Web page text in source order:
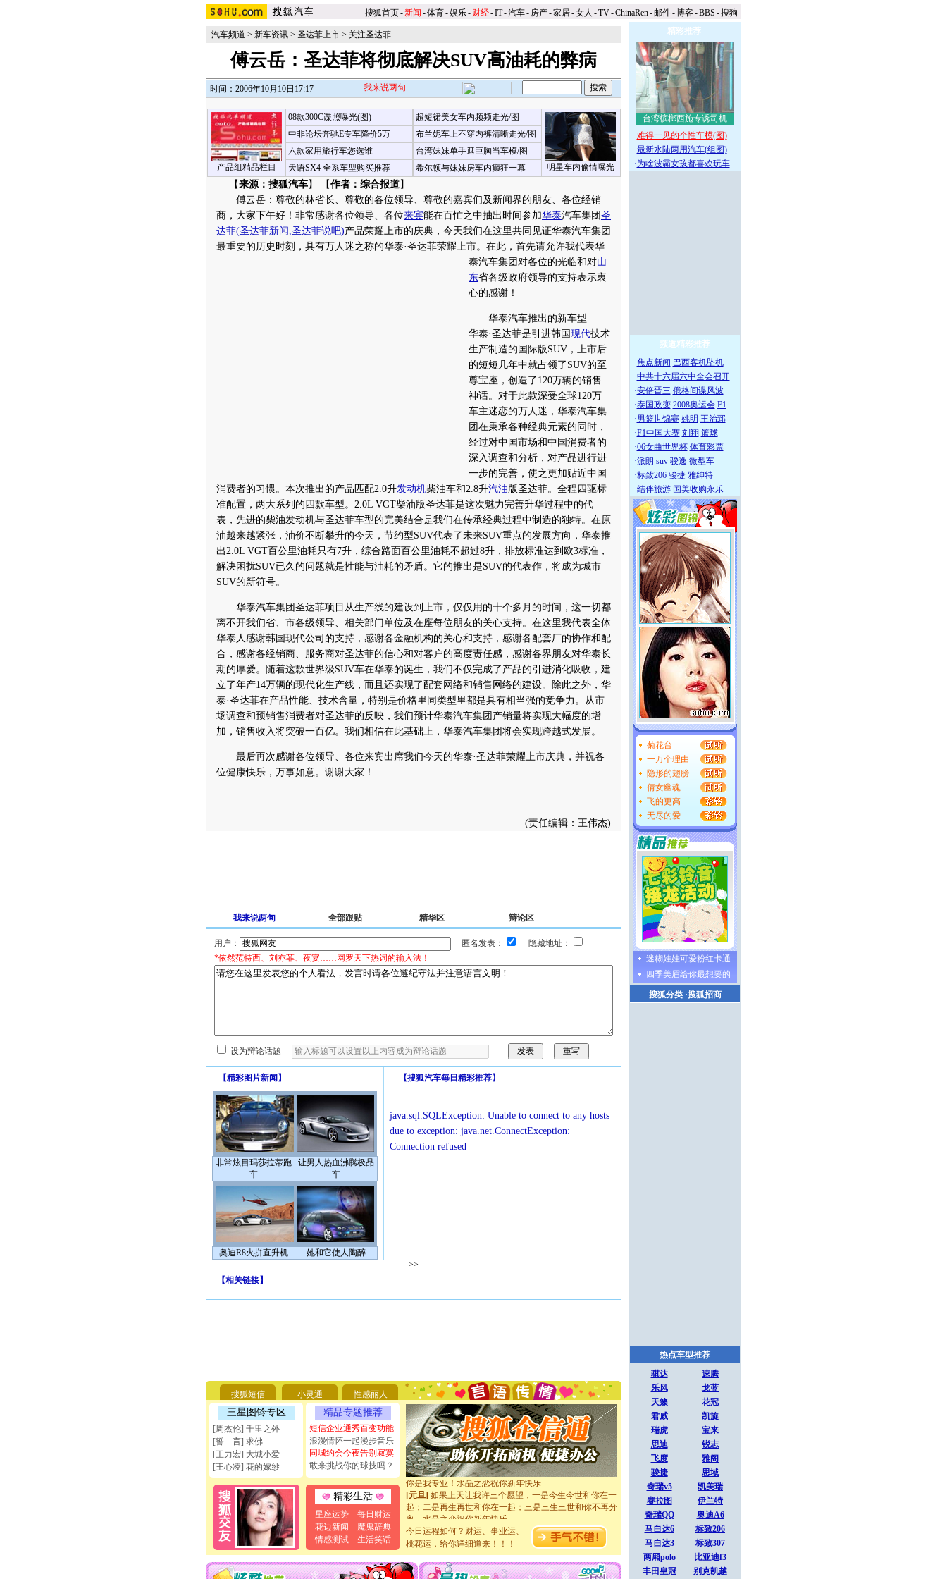
搜狐首页-新闻 -体育-娱乐- 财经-IT-汽车- 房产-家居-女人 -TV-ChinaRen-邮件-博客-BBS -搜狗
汽车频道 > 新车资讯 > 圣达菲上市 > 关注圣达菲
傅云岳：圣达菲将彻底解决SUV高油耗的弊病
时间：2006年10月10日17:17 我来说两句
产品组精品栏目
08款300C谍照曝光(图)
中非论坛奔驰E专车降价5万
六款家用旅行车您选谁
天语SX4 全系车型购买推荐
超短裙美女车内频频走光/图
明星车内偷情曝光
布兰妮车上不穿内裤清晰走光/图
台湾妹妹单手遮巨胸当车模/图
希尔顿与妹妹房车内癫狂一幕
【来源：搜狐汽车】 【作者：综合报道】
傅云岳：尊敬的林省长、尊敬的各位领导、尊敬的嘉宾们及新闻界的朋友、各位经销
商，大家下午好！非常感谢各位领导、各位来宾能在百忙之中抽出时间参加华泰汽车集团 圣
达菲(圣达菲新闻 ,圣达菲说吧)产品荣耀上市的庆典，今天我们在这里共同见证华泰汽车集团
最重要的历史时刻，具有万人迷之称的华泰·圣达菲荣耀上市。 在此，首先请允许我代表华
泰汽车集团对各位的光临和对山
东省各级政府领导的支持表示衷
心的感谢！
华泰汽车推出的新车型——
华泰·圣达菲是引进韩国 现代技术
生产制造的国际版SUV，上市后
的短短几年中就占领了SUV的至
尊宝座，创造了120万辆的销售
神话。对于此款深受全球120万
车主迷恋的万人迷，华泰汽车集
团在秉承各种经典元素的同时，
经过对中国市场和中国消费者的
深入调查和分析，对产品进行进
一步的完善，使之更加贴近中国
消费者的习惯。本次推出的产品匹配2.0升发动机柴油车和2.8升汽油版圣达菲。全程四驱标
准配置，两大系列的四款车型。2.0L VGT柴油版圣达菲是这次魅力完善升华过程中的代
表，先进的柴油发动机与圣达菲车型的完美结合是我们在传承经典过程中制造的独特。在原
油越来越紧张，油价不断攀升的今天，节约型SUV代表了未来SUV重点的发展方向，华泰推
出2.0L VGT百公里油耗只有7升，综合路面百公里油耗不超过8升，排放标准达到欧3标准，
解决困扰SUV已久的问题就是性能与油耗的矛盾。它的推出是SUV的代表作，将成为城市
SUV的新符号。
华泰汽车集团圣达菲项目从生产线的建设到上市，仅仅用的十个多月的时间，这一切都
离不开我们省、市各级领导、相关部门单位及在座每位朋友的关心支持。在这里我代表全体
华泰人感谢韩国现代公司的支持，感谢各金融机构的关心和支持，感谢各配套厂的协作和配
合，感谢各经销商、服务商对圣达菲的信心和对客户的高度责任感，感谢各界朋友对华泰长
期的厚爱。随着这款世界级SUV车在华泰的诞生，我们不仅完成了产品的引进消化吸收，建
立了年产14万辆的现代化生产线，而且还实现了配套网络和销售网络的建设。除此之外，华
泰·圣达菲在产品性能、技术含量，特别是价格里同类型里都是具有相当强的竞争力。从市
场调查和预销售消费者对圣达菲的反映，我们预计华泰汽车集团产销量将实现大幅度的增
加，销售收入将突破一百亿。我们相信在此基础上，华泰汽车集团将会实现跨越式发展。
最后再次感谢各位领导、各位来宾出席我们今天的华泰·圣达菲荣耀上市庆典，并祝各
位健康快乐，万事如意。谢谢大家！
(责任编辑：王伟杰)
我来说两句 全部跟贴 精华区 辩论区
用户： 匿名发表：
隐藏地址：
*依然范特西、刘亦菲、夜宴……网罗天下热词的输入法！
设为辩论话题
【精彩图片新闻 】
非常炫目玛莎拉蒂跑
车
让男人热血沸腾极品
车
奥迪R8火拼直升机 她和它使人陶醉
【搜狐汽车每日精彩推荐】
java.sql.SQLException: Unable to connect to any hosts
due to exception: java.net.ConnectException:
Connection refused
>>
【相关链接】
搜狐短信 小灵通 性感丽人
三星图铃专区
[周杰伦] 千里之外
[誓 言] 求佛
[王力宏] 大城小爱
[王心凌] 花的嫁纱
精品专题推荐
短信企业通秀百变功能
浪漫情怀一起漫步音乐
同城约会今夜告别寂寞
敢来挑战你的球技吗？
精彩生活
星座运势
每日财运
花边新闻
魔鬼辞典
情感测试
生活笑话
要平安！千万要知足！千万不要忘记我！
[圣诞节]不只这样的日子才会想起你,而是这样的日子才
能正大光明地骚扰你,告诉你,圣诞要快乐!新年要快乐!天
天都要快乐噢!
[圣诞节]奉上一颗祝福的心,在这个特别的日子里,愿幸福,
如意,快乐,鲜花,一切美好的祝愿与你同在.圣诞快乐!
[元旦]看到你我会触电；看不到你我要充电；没有你我会
断电。爱你是我职业，想你是我事业，抱你是我特长，吻
你是我专业！水晶之恋祝你新年快乐
[元旦]如果上天让我许三个愿望，一是今生今世和你在一
起；二是再生再世和你在一起；三是三生三世和你不再分
离。水晶之恋祝你新年快乐
[元旦]
当我狠下心扭头离去那一刻，你在我身后无助地哭
泣，这痛楚让我明白我多么爱你。我转身抱住你：这猪不
卖了。水晶之恋祝你新年快乐。
[春节]风柔雨润好月圆，半岛铁盒伴身边，每日尽显开心
颜！冬去春来似水如烟，劳碌人生需尽欢！听一曲轻歌，
今日运程如何？财运、事业运、
桃花运，给你详细道来！！！
精彩推荐
台湾槟榔西施专诱司机
·难得一见的个性车模(图)
·最新水陆两用汽车(组图)
·为啥波霸女孩都喜欢玩车
频道精彩推荐
·焦点新闻 巴西客机坠机
·中共十六届六中全会召开
·安倍晋三 俄格间谍风波
·泰国政变 2008奥运会 F1
·男篮世锦赛 姚明 王治郅
·F1中国大赛 刘翔 篮球
·06女曲世界杯 体育彩票
·派朗 suv 骏逸 微型车
·标致206 骏捷 雅绅特
·结伴旅游 国美收购永乐
菊花台
一万个理由
隐形的翅膀
倩女幽魂
飞的更高
无尽的爱
迷糊娃娃可爱粉红卡通
四季美眉给你最想要的
搜狐分类·搜狐招商
热点车型推荐
骐达
速腾
乐风
戈蓝
天籁
花冠
君威
凯旋
瑞虎
宝来
思迪
锐志
飞度
雅阁
骏捷
思域
奇瑞v5
凯美瑞
赛拉图
伊兰特
奇瑞QQ
奥迪A6
马自达6
标致206
马自达3
标致307
两厢polo
比亚迪f3
丰田皇冠
别克凯越